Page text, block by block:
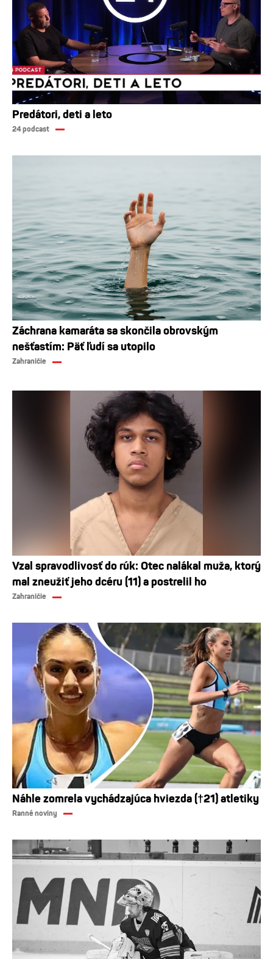
Predátori, deti a leto
24 podcast
Záchrana kamaráta sa skončila obrovským
nešťastím: Päť ľudí sa utopilo
Zahraničie
Vzal spravodlivosť do rúk: Otec nalákal muža, ktorý
mal zneužiť jeho dcéru (11) a postrelil ho
Zahraničie
Náhle zomrela vychádzajúca hviezda (†21) atletiky
Ranné noviny